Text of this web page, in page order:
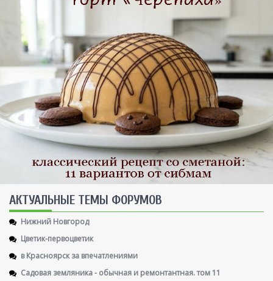
AКТУАЛЬНЫЕ ТЕМЫ ФОРУМОВ
Нижний Новгород
Цветик-первоцветик
в Красноярск за впечатлениями
Садовая земляника - обычная и ремонтантная. том 11